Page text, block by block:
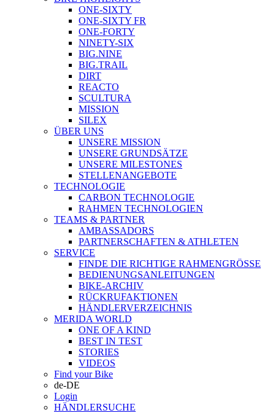
ONE-SIXTY
ONE-SIXTY FR
ONE-FORTY
NINETY-SIX
BIG.NINE
BIG.TRAIL
DIRT
REACTO
SCULTURA
MISSION
SILEX
ÜBER UNS
UNSERE MISSION
UNSERE GRUNDSÄTZE
UNSERE MILESTONES
STELLENANGEBOTE
TECHNOLOGIE
CARBON TECHNOLOGIE
RAHMEN TECHNOLOGIEN
TEAMS & PARTNER
AMBASSADORS
PARTNERSCHAFTEN & ATHLETEN
SERVICE
FINDE DIE RICHTIGE RAHMENGRÖSSE
BEDIENUNGSANLEITUNGEN
BIKE-ARCHIV
RÜCKRUFAKTIONEN
HÄNDLERVERZEICHNIS
MERIDA WORLD
ONE OF A KIND
BEST IN TEST
STORIES
VIDEOS
Find your Bike
de-DE
Login
HÄNDLERSUCHE